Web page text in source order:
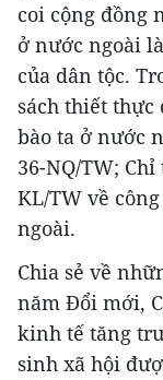
coi cộng đồng
ở nước ngoài
của dân tộc.
sách thiết
bào ta ở nước
36-NQ/TW;
KL/TW về
ngoài.
Chia sẻ về
năm Đổi mới,
kinh tế tăng
sinh xã hội